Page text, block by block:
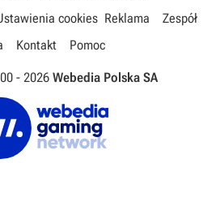
cookies Reklama
Zespół
Kontakt Pomoc
- 2026 Webedia Polska SA